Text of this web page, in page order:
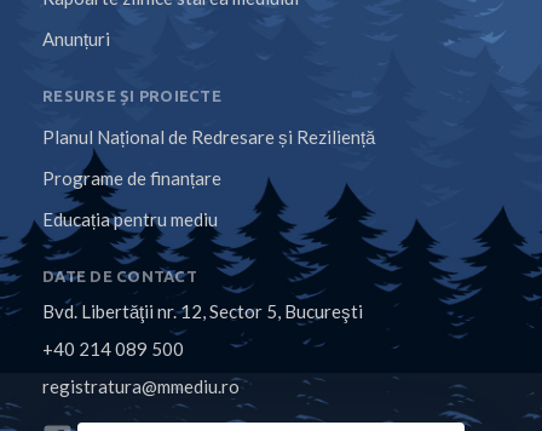
Anunțuri
RESURSE ȘI PROIECTE
Planul Național de Redresare și Reziliență
Programe de finanțare
Educația pentru mediu
DATE DE CONTACT
Bvd. Libertăţii nr. 12, Sector 5, Bucureşti
+40 214 089 500
registratura@mmediu.ro